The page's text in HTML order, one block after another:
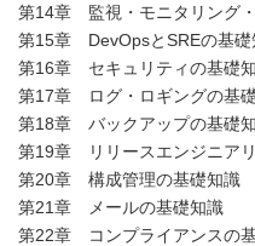
第14章 監視・モニタリング
第15章 DevOpsとSREの基礎
第16章 セキュリティの基礎
第17章 ログ・ロギングの基
第18章 バックアップの基礎
第19章 リリースエンジニア
第20章 構成管理の基礎知識
第21章 メールの基礎知識
第22章 コンプライアンスの